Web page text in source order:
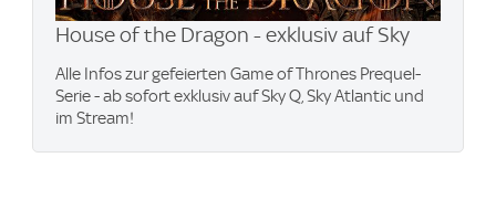
House of the Dragon - exklusiv auf Sky
Alle Infos zur gefeierten Game of Thrones Prequel-
Serie - ab sofort exklusiv auf Sky Q, Sky Atlantic und
im Stream!